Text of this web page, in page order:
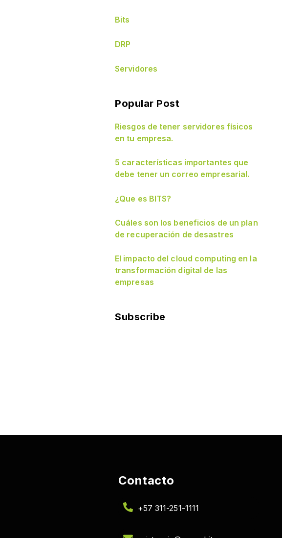
Bits
DRP
Servidores
Popular Post
Riesgos de tener servidores físicos
en tu empresa.
5 características importantes que
debe tener un correo empresarial.
¿Que es BITS?
Cuáles son los beneficios de un plan
de recuperación de desastres
El impacto del cloud computing en la
transformación digital de las
empresas
Subscribe
Contacto
+57 311-251-1111